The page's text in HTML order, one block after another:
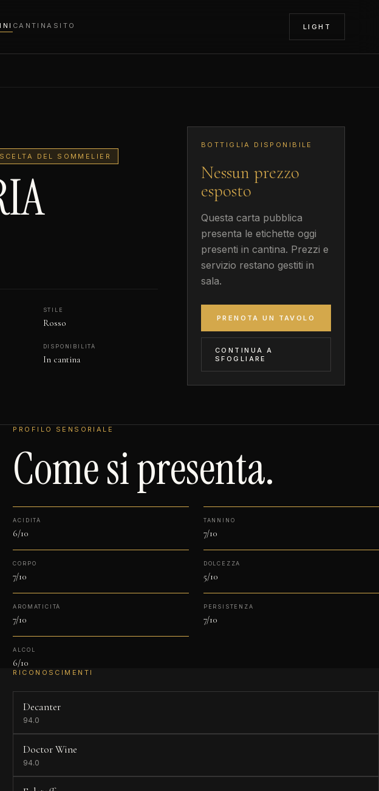
CANTINA SITO LIGHT
SCELTA DEL SOMMELIER
STILE
Rosso
DISPONIBILITÀ
In cantina
BOTTIGLIA DISPONIBILE
Nessun prezzo
esposto
Questa carta pubblica
presenta le etichette oggi
presenti in cantina. Prezzi e
servizio restano gestiti in
sala.
PRENOTA UN TAVOLO
CONTINUA A
SFOGLIARE
PROFILO SENSORIALE
Come si presenta.
ACIDITÀ
6/10
TANNINO
7/10
CORPO
7/10
DOLCEZZA
5/10
AROMATICITÀ
7/10
PERSISTENZA
7/10
ALCOL
6/10
RICONOSCIMENTI
Decanter
94.0
Doctor Wine
94.0